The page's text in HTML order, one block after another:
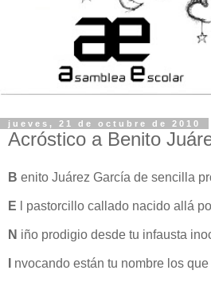
jueves, 21 de octubre de 2010
Acróstico a Benito
B enito Juárez García de sencilla
E l pastorcillo callado nacido allá
N iño prodigio desde tu infausta
nvocando están tu nombre los